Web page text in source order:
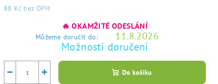
88 Kč bez DPH
🔥 OKAMŽITÉ ODESLÁNÍ
Můžeme doručit do: 11.8.2026
Možnosti doručení
+
− Do košíku